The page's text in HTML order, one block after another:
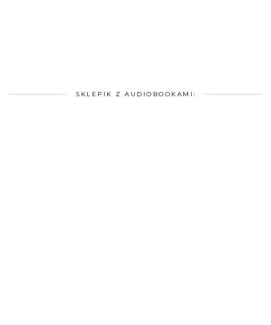
SKLEPIK Z AUDIOBOOKAMI: